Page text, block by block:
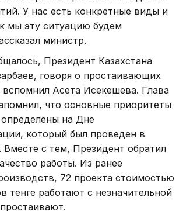
У нас есть конкретные виды и
мы эту ситуацию будем
министр.
Президент Казахстана
говоря о простаивающих
вспомнил Асета Исекешева. Глава
что основные приоритеты
на Дне
который был проведен в
с тем, Президент обратил
работы. Из ранее
72 проекта стоимостью
тенге работают с незначительной